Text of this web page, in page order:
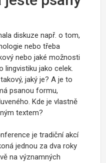
diskuze např. o tom,
nebo třeba
nebo jaké možnosti
lingvistiku jako celek.
jaký je? A je to
psanou formu,
Kde je vlastně
textem?
je tradiční akcí
jednou za dva roky
na významných